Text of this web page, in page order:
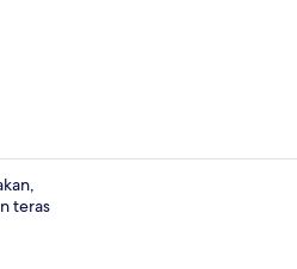
Kamar Keluarga | Brankas, meja kerja,
teras